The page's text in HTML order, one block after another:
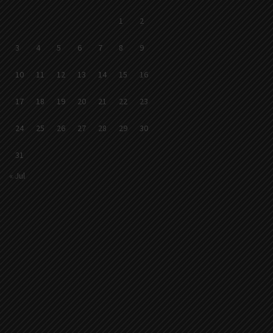
1 2
3 4 5 6 7 8 9
10 11 12 13 14 15 16
17 18 19 20 21 22 23
24 25 26 27 28 29 30
31
« Jul